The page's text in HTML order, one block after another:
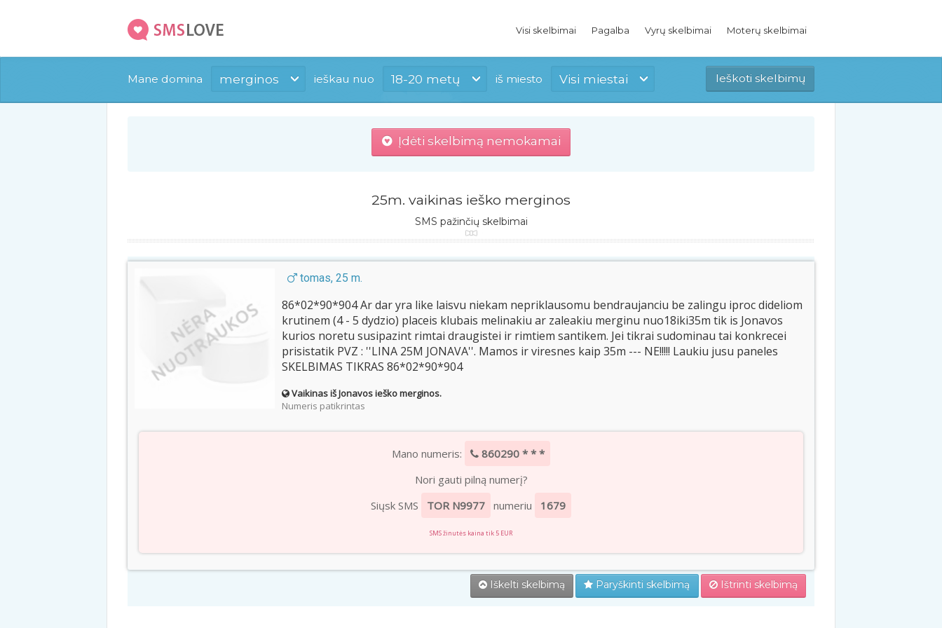
Visi skelbimai Pagalba Vyrų skelbimai Moterų skelbimai
Mane domina merginos ieškau nuo 18-20 metų iš miesto Visi miestai
Įdėti skelbimą nemokamai
25m. vaikinas ieško merginos
SMS pažinčių skelbimai
tomas, 25 m.
86*02*90*904 Ar dar yra like laisvu niekam nepriklausomu bendraujanciu be zalingu iproc dideliom
krutinem (4 - 5 dydzio) placeis klubais melinakiu ar zaleakiu merginu nuo18iki35m tik is Jonavos
kurios noretu susipazint rimtai draugistei ir rimtiem santikem. Jei tikrai sudominau tai konkrecei
prisistatik PVZ : ''LINA 25M JONAVA''. Mamos ir viresnes kaip 35m --- NE!!!!! Laukiu jusu paneles
SKELBIMAS TIKRAS 86*02*90*904
Vaikinas iš Jonavos ieško merginos.
Numeris patikrintas
Mano numeris:
860290 * * *
Nori gauti pilną numerį?
Siųsk SMS
TOR N9977 numeriu 1679
SMS žinutės kaina tik 5 EUR
Iškelti skelbimą Paryškinti skelbimą Ištrinti skelbimą